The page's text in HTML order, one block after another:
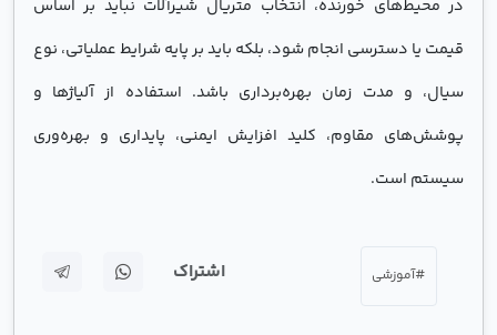
در محیط‌های خورنده، انتخاب متریال شیرآلات نباید بر اساس
قیمت یا دسترسی انجام شود، بلکه باید بر پایه شرایط عملیاتی، نوع
سیال، و مدت زمان بهره‌برداری باشد. استفاده از آلیاژها و
پوشش‌های مقاوم، کلید افزایش ایمنی، پایداری و بهره‌وری
سیستم است.
#آموزشی اشتراک